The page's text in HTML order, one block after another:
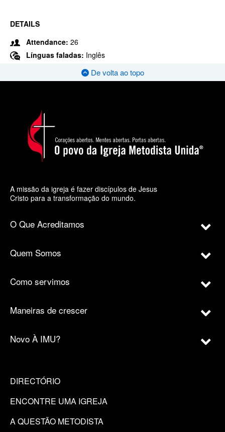
DETAILS
Attendance: 26
Línguas faladas: Inglês
De volta ao topo
A missão da igreja é fazer discípulos de Jesus
Cristo para a transformação do mundo.
O Que Acreditamos
Quem Somos
Como servimos
Maneiras de crescer
Novo À IMU?
DIRECTÓRIO
ENCONTRE UMA IGREJA
A QUESTÃO METODISTA